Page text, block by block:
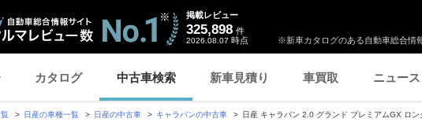
※新車カタログのある自動車総合情
掲載レビュー
325,898 件
2026.08.07 時点
カタログ 中古車検索 新車見積り 車買取 ニュース
覧 日産の車種一覧 日産の中古車 キャラバンの中古車 日産 キャラバン 2.0 グランド プレミアムGX ロ